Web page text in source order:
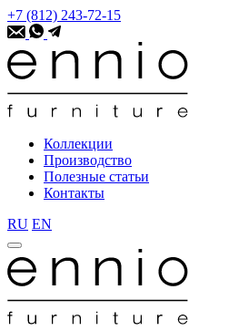
+7 (812) 243-72-15
Коллекции
Производство
Полезные статьи
Контакты
RU EN